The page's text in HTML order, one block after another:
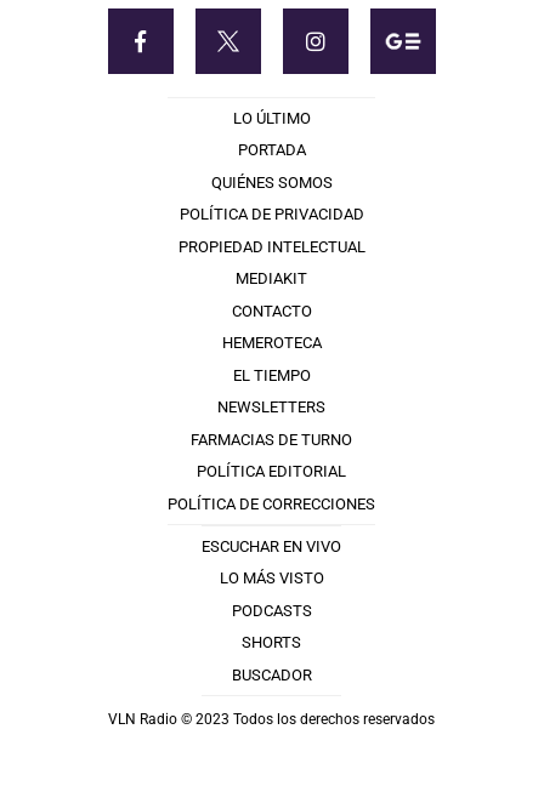
LO ÚLTIMO
PORTADA
QUIÉNES SOMOS
POLÍTICA DE PRIVACIDAD
PROPIEDAD INTELECTUAL
MEDIAKIT
CONTACTO
HEMEROTECA
EL TIEMPO
NEWSLETTERS
FARMACIAS DE TURNO
POLÍTICA EDITORIAL
POLÍTICA DE CORRECCIONES
ESCUCHAR EN VIVO
LO MÁS VISTO
PODCASTS
SHORTS
BUSCADOR
VLN Radio © 2023 Todos los derechos reservados